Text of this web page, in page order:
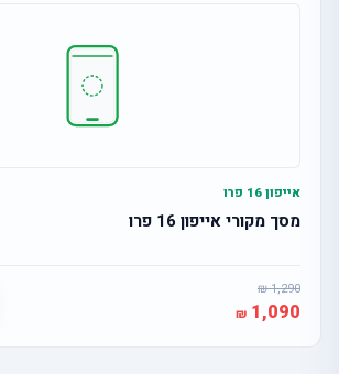
אייפון 16 פרו
מסך מקורי אייפון 16 פרו
1,290
1,090